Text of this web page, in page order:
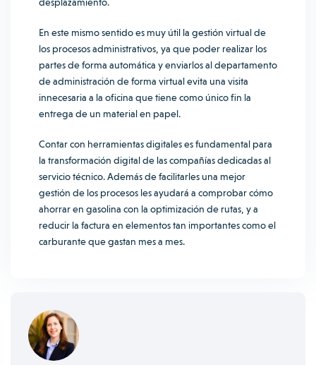
En este mismo sentido es muy útil la gestión virtual de
los procesos administrativos, ya que poder realizar los
partes de forma automática y enviarlos al departamento
de administración de forma virtual evita una visita
innecesaria a la oficina que tiene como único fin la
entrega de un material en papel.
Contar con herramientas digitales es fundamental para
la transformación digital de las compañías dedicadas al
servicio técnico. Además de facilitarles una mejor
gestión de los procesos les ayudará a comprobar cómo
ahorrar en gasolina con la optimización de rutas, y a
reducir la factura en elementos tan importantes como el
carburante que gastan mes a mes.